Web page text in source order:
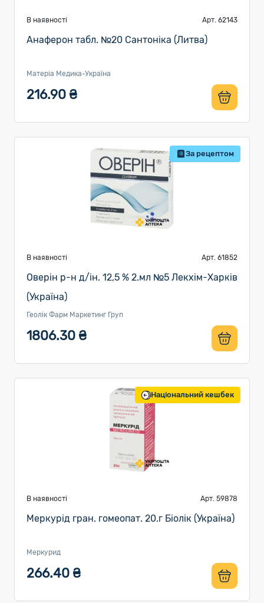
В наявності Арт. 62143
Анаферон табл. №20 Сантоніка (Литва)
Матеріа Медика-Україна
216.90 ₴
За рецептом
В наявності Арт. 61852
Оверін р-н д/ін. 12,5 % 2.мл №5 Лекхім-Харків
(Україна)
Геолік Фарм Маркетинг Груп
1806.30 ₴
Національний кешбек
В наявності Арт. 59878
Меркурід гран. гомеопат. 20.г Біолік (Україна)
Меркурид
266.40 ₴